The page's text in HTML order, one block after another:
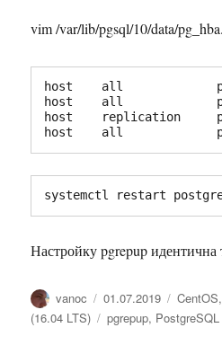
vim /var/lib/pgsql/10/data/
host    all
host    all
host    replication
host    all
systemctl restart
Настройку pgrepup идентична
Автор
vanoc Опубликовано
01.07.2019 Рубрики
CentOS
(16.04 LTS)
Метки
pgrepup, PostgreSQL